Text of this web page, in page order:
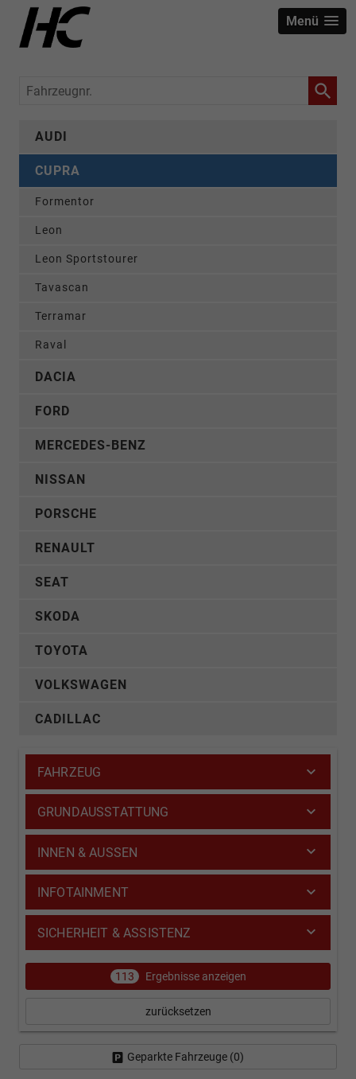
Menü
Fahrzeugnr.
AUDI
CUPRA
Formentor
Leon
Leon Sportstourer
Tavascan
Terramar
Raval
DACIA
FORD
MERCEDES-BENZ
NISSAN
PORSCHE
RENAULT
SEAT
SKODA
TOYOTA
VOLKSWAGEN
CADILLAC
FAHRZEUG
GRUNDAUSSTATTUNG
INNEN & AUSSEN
INFOTAINMENT
SICHERHEIT & ASSISTENZ
113 Ergebnisse anzeigen
zurücksetzen
Geparkte Fahrzeuge (0)